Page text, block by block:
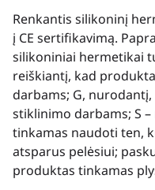
Renkantis silikoninį
į CE sertifikavimą.
silikoniniai hermetikai
reiškiantį, kad
darbams; G,
stiklinimo darbams; S
tinkamas naudoti ten,
atsparus pelėsiui;
produktas tinkamas